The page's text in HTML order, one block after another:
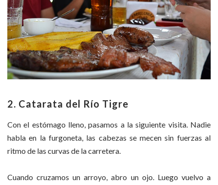
2. Catarata del Río Tigre
Con el estómago lleno, pasamos a la siguiente visita. Nadie
habla en la furgoneta, las cabezas se mecen sin fuerzas al
ritmo de las curvas de la carretera.
Cuando cruzamos un arroyo, abro un ojo. Luego vuelvo a